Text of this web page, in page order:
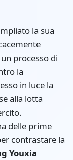
la sua
processo di
la
in luce la
alla lotta
delle prime
contrastare la
Youxia